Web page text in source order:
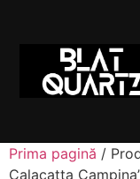
Prima pagină /
Calacatta